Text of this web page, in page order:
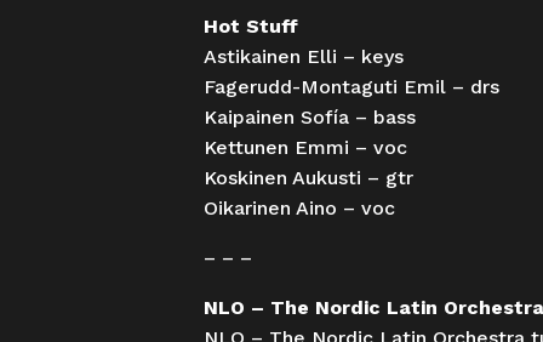
Hot Stuff
Astikainen Elli – keys
Fagerudd-Montaguti Emil – drs
Kaipainen Sofía – bass
Kettunen Emmi – voc
Koskinen Aukusti – gtr
Oikarinen Aino – voc
– – –
NLO – The Nordic Latin Orchestra
NLO – The Nordic Latin